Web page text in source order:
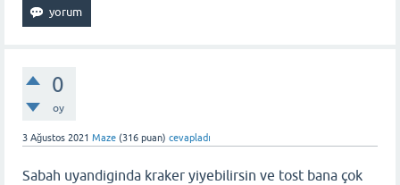
0
oy
3 Ağustos 2021 Maze (316 puan) cevapladı
Sabah uyandiginda kraker yiyebilirsin ve tost bana çok